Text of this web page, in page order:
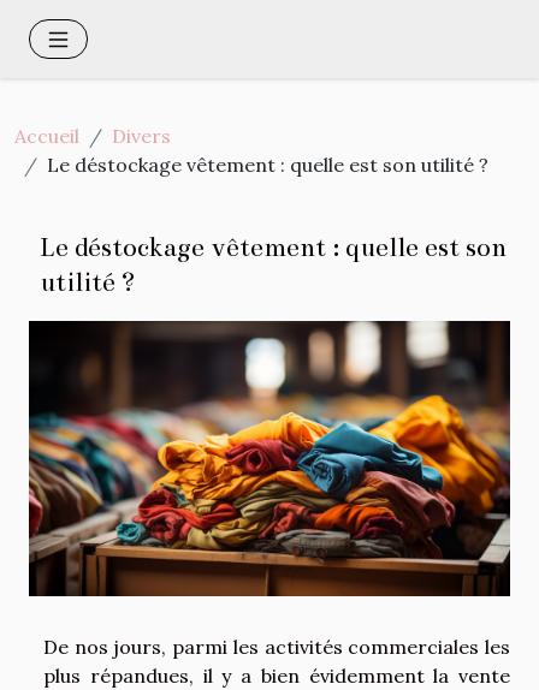
Accueil
Divers
Le déstockage vêtement : quelle est son utilité ?
Le déstockage vêtement : quelle est son
utilité ?
De nos jours, parmi les activités commerciales les
plus répandues, il y a bien évidemment la vente